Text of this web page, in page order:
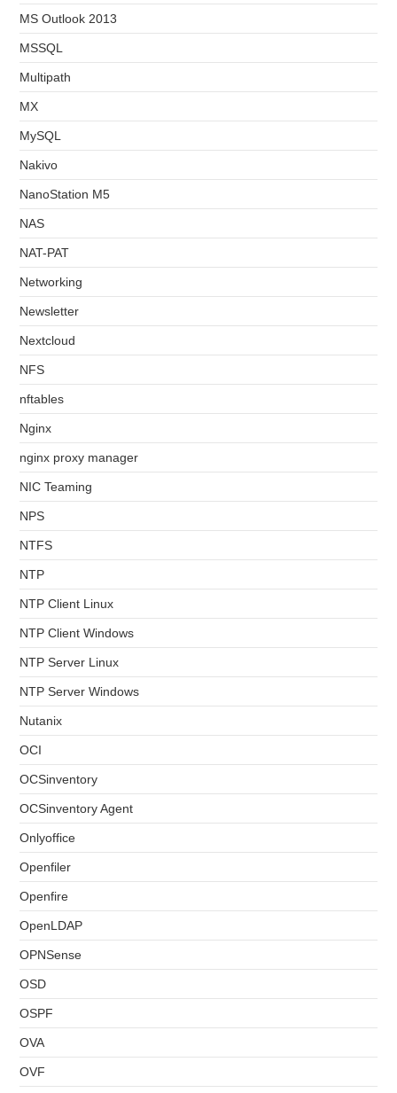
MS Outlook 2013
MSSQL
Multipath
MX
MySQL
Nakivo
NanoStation M5
NAS
NAT-PAT
Networking
Newsletter
Nextcloud
NFS
nftables
Nginx
nginx proxy manager
NIC Teaming
NPS
NTFS
NTP
NTP Client Linux
NTP Client Windows
NTP Server Linux
NTP Server Windows
Nutanix
OCI
OCSinventory
OCSinventory Agent
Onlyoffice
Openfiler
Openfire
OpenLDAP
OPNSense
OSD
OSPF
OVA
OVF